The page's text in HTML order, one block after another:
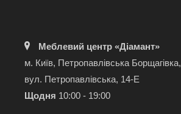
Меблевий центр «Діамант»
м. Київ, Петропавлівська Борщагівка,
вул. Петропавлівська, 14-Е
Щодня 10:00 - 19:00